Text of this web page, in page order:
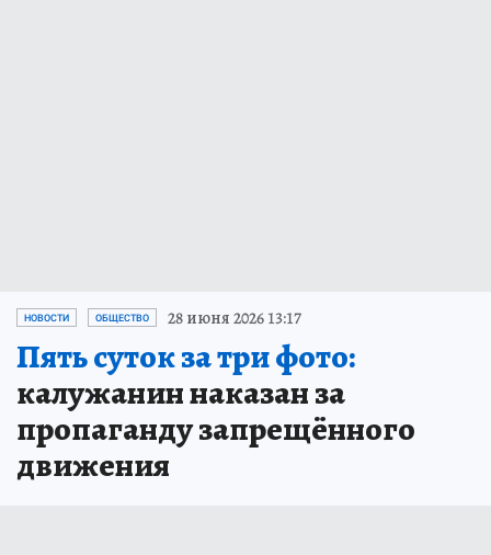
НОВОСТИ ОБЩЕСТВО 28 июня 2026 13:17
Пять суток за три фото:
калужанин наказан за
пропаганду запрещённого
движения